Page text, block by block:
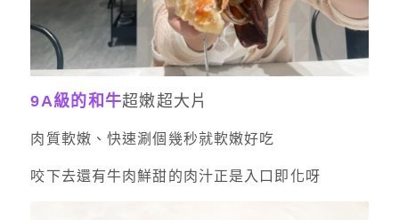
9A級的和牛超嫩超大片
肉質軟嫩、快速涮個幾秒就軟嫩好吃
咬下去還有牛肉鮮甜的肉汁正是入口即化呀